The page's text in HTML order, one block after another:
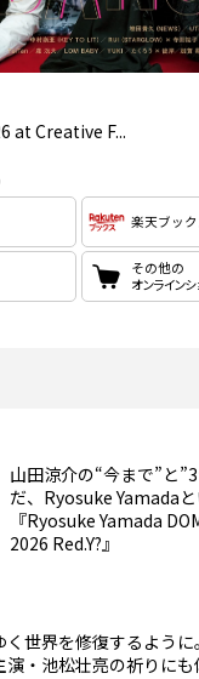
at Creative F...
楽天ブッ
その他の
オンライン
山田涼介の“今まで”と
だ、Ryosuke Yamadaと
『Ryosuke Yamada
2026 Red.Y?』
く世界を修復するよう
演・池松壮亮の祈りに